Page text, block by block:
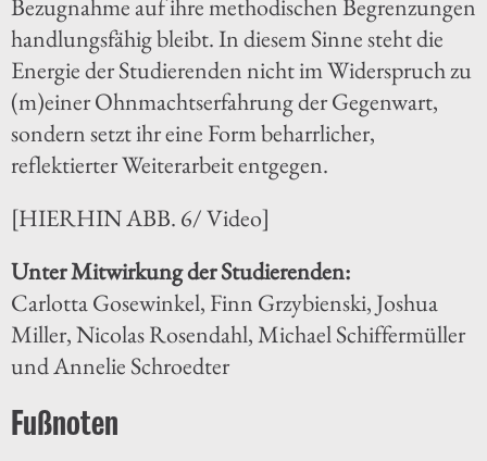
Bezugnahme auf ihre methodischen Begrenzungen
handlungsfähig bleibt. In diesem Sinne steht die
Energie der Studierenden nicht im Widerspruch zu
(m)einer Ohnmachtserfahrung der Gegenwart,
sondern setzt ihr eine Form beharrlicher,
reflektierter Weiterarbeit entgegen.
[HIERHIN ABB. 6/ Video]
Unter Mitwirkung der Studierenden:
Carlotta Gosewinkel, Finn Grzybienski, Joshua
Miller, Nicolas Rosendahl, Michael Schiffermüller
und Annelie Schroedter